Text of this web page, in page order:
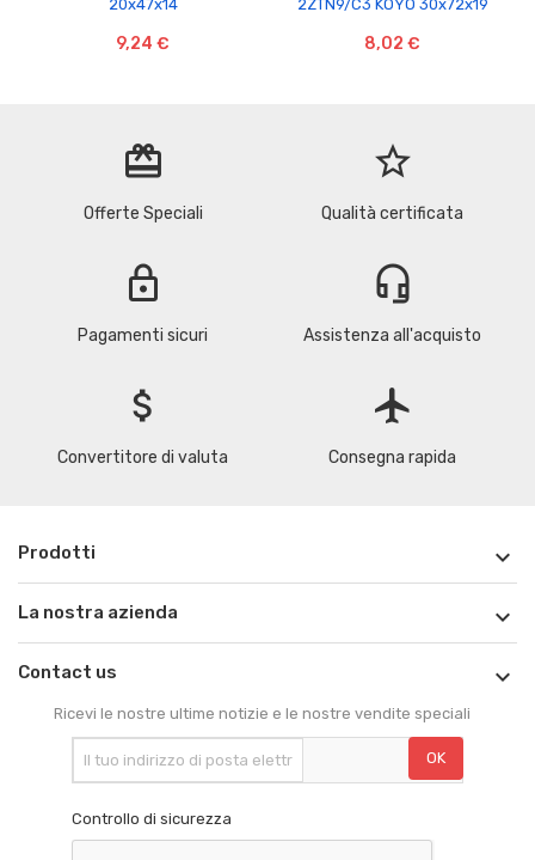
20x47x14
9,24 €
2ZTN9/C3 KOYO 30x72x19
8,02 €
redeem
Offerte Speciali
star_border
Qualità certificata
lock
Pagamenti sicuri
headset_mic
Assistenza all'acquisto
attach_money
Convertitore di valuta
flight
Consegna rapida
Prodotti 
La nostra azienda 
Contact us 
Ricevi le nostre ultime notizie e le nostre vendite speciali
Controllo di sicurezza